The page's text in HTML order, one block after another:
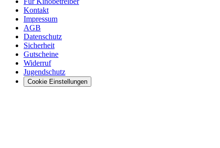
Kontakt
Impressum
AGB
Datenschutz
Sicherheit
Gutscheine
Widerruf
Jugendschutz
Cookie Einstellungen